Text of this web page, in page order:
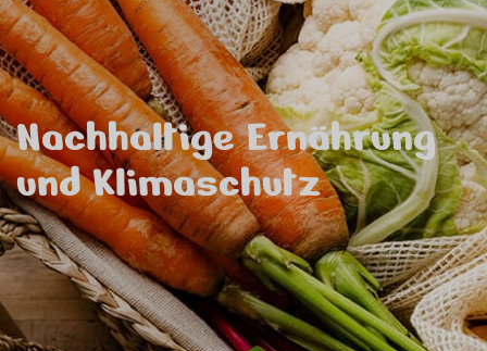
Nachhaltige Ernährung
und Klimaschutz